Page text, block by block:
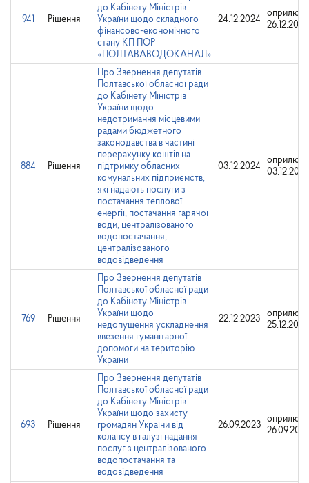
941 Рішення
до Кабінету Міністрів
України щодо складного
фінансово-економічного
стану КП ПОР
«ПОЛТАВАВОДОКАНАЛ»
24.12.2024
26.12.2024
884 Рішення
Про Звернення депутатів
Полтавської обласної ради
до Кабінету Міністрів
України щодо
недотримання місцевими
радами бюджетного
законодавства в частині
перерахунку коштів на
підтримку обласних
комунальних підприємств,
які надають послуги з
постачання теплової
енергії, постачання гарячої
води, централізованого
водопостачання,
централізованого
водовідведення
03.12.2024
03.12.2024
769 Рішення
Про Звернення депутатів
Полтавської обласної ради
до Кабінету Міністрів
України щодо
недопущення ускладнення
ввезення гуманітарної
допомоги на територію
України
22.12.2023
25.12.2023
693 Рішення
Про Звернення депутатів
Полтавської обласної ради
до Кабінету Міністрів
України щодо захисту
громадян України від
колапсу в галузі надання
послуг з централізованого
водопостачання та
водовідведення
26.09.2023
26.09.2023